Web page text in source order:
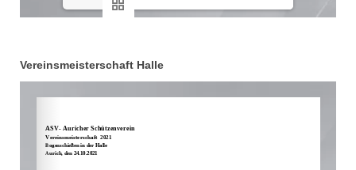
Vereinsmeisterschaft Halle